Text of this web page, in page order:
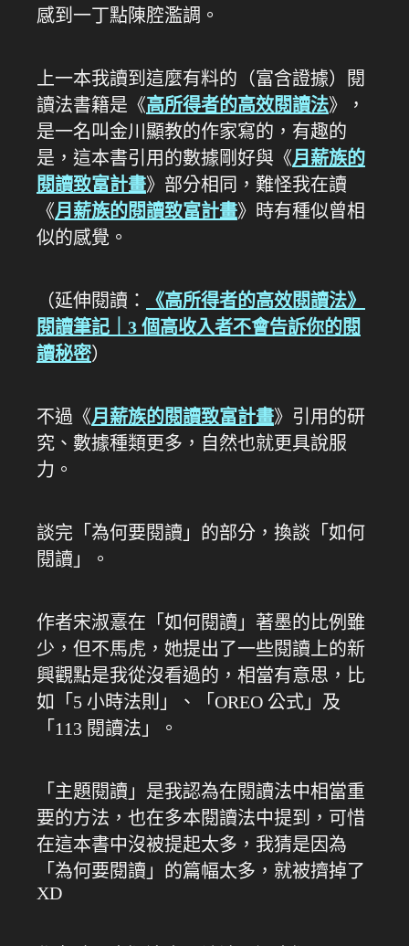
感到一丁點陳腔濫調。
上一本我讀到這麼有料的（富含證據）閱
讀法書籍是《高所得者的高效閱讀法》，
是一名叫金川顯教的作家寫的，有趣的
是，這本書引用的數據剛好與《月薪族的
閱讀致富計畫》部分相同，難怪我在讀
《月薪族的閱讀致富計畫》時有種似曾相
似的感覺。
（延伸閱讀：
《高所得者的高效閱讀法》
閱讀筆記｜3 個高收入者不會告訴你的閱
讀秘密）
不過《月薪族的閱讀致富計畫》引用的研
究、數據種類更多，自然也就更具說服
力。
談完「為何要閱讀」的部分，換談「如何
閱讀」。
作者宋淑憙在「如何閱讀」著墨的比例雖
少，但不馬虎，她提出了一些閱讀上的新
興觀點是我從沒看過的，相當有意思，比
如「5 小時法則」、「OREO 公式」及
「113 閱讀法」。
「主題閱讀」是我認為在閱讀法中相當重
要的方法，也在多本閱讀法中提到，可惜
在這本書中沒被提起太多，我猜是因為
「為何要閱讀」的篇幅太多，就被擠掉了
XD